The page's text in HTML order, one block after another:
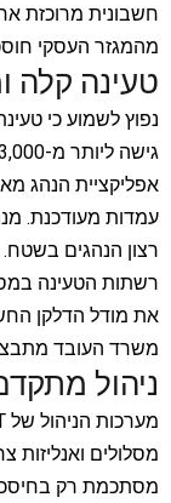
חשבונית מרוכזת
מהמגזר העסקי
טעינה קלה
נפוץ לשמוע כי
אפליקציית הנהג
עמדות מעודכנת.
רצון הנהגים בשטח.
רשתות הטעינה
את מודל הדלקן
משרד העובד
ניהול
מסלולים
מסתכמת רק